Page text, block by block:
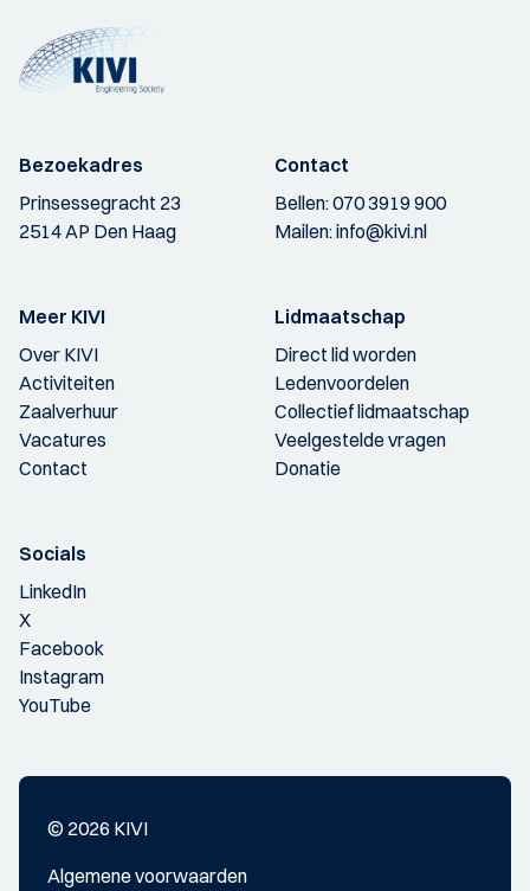
Bezoekadres
Prinsessegracht 23
2514 AP Den Haag
Contact
Bellen:070 3919 900
Mailen:info@kivi.nl
Meer KIVI
Over KIVI
Activiteiten
Zaalverhuur
Vacatures
Contact
Lidmaatschap
Direct lid worden
Ledenvoordelen
Collectief lidmaatschap
Veelgestelde vragen
Donatie
Socials
LinkedIn
X
Facebook
Instagram
YouTube
© 2026 KIVI
Algemene voorwaarden